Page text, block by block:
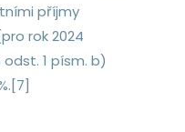
příjmy
rok 2024
odst. 1 písm. b)